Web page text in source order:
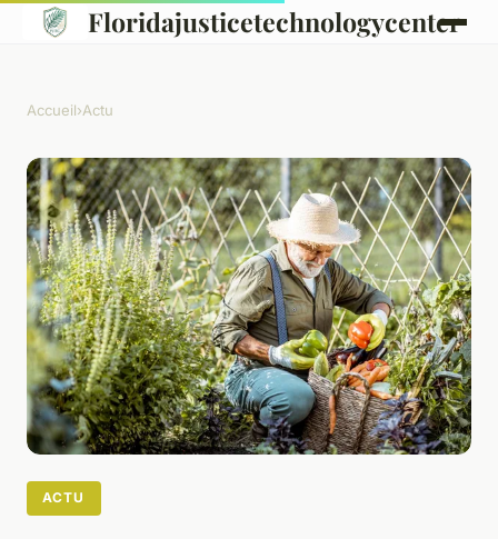
Floridajusticetechnologycenter
Accueil›Actu
ACTU